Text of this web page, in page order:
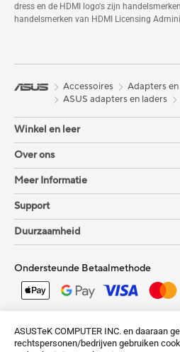
ASUSTeK COMPUTER INC. en daaraan
rechtspersonen/bedrijven gebruiken
dress en de HDMI logo's zijn
handelsmerken van HDMI Licensing
Accessoires
Adapters en
ASUS adapters en laders
Winkel en leer
Over ons
Meer Informatie
Support
Duurzaamheid
Ondersteunde Betaalmethode